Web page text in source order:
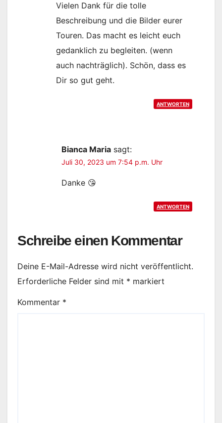
Vielen Dank für die tolle
Beschreibung und die Bilder eurer
Touren. Das macht es leicht euch
gedanklich zu begleiten. (wenn
auch nachträglich). Schön, dass es
Dir so gut geht.
ANTWORTEN
Bianca Maria sagt:
Juli 30, 2023 um 7:54 p.m. Uhr
Danke 😘
ANTWORTEN
Schreibe einen Kommentar
Deine E-Mail-Adresse wird nicht veröffentlicht.
Erforderliche Felder sind mit * markiert
Kommentar *